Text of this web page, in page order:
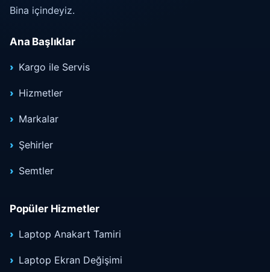
Bina içindeyiz.
Ana Başlıklar
Kargo ile Servis
Hizmetler
Markalar
Şehirler
Semtler
Popüler Hizmetler
Laptop Anakart Tamiri
Laptop Ekran Değişimi